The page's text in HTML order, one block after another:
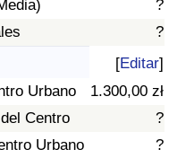
?
?
[Editar]
Urbano
1.300,00 zł
Centro
?
Urbano
?